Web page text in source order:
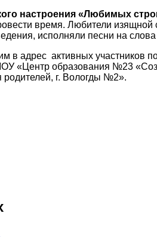
настроения «Любимых
время. Любители
исполняли песни на слова
в адрес активных участников
«Центр образования №23
г. Вологды №2».